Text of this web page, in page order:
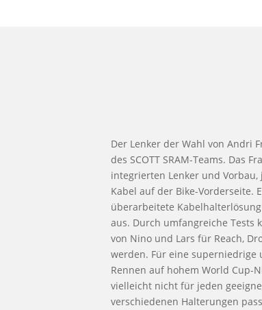
Der Lenker der Wahl von Andri
des SCOTT SRAM-Teams. Das
integrierten Lenker und
Kabel auf der Bike-Vorderseite.
überarbeitete
aus. Durch umfangreiche Tests
von Nino und Lars für Reach,
werden. Für eine superniedrige
Rennen auf hohem World Cup-
vielleicht nicht für jeden
verschiedenen Halterungen